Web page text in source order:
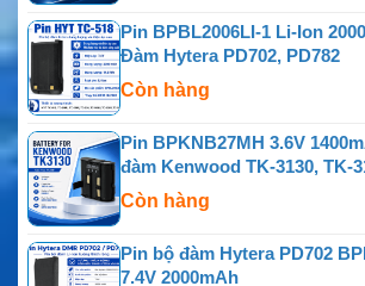
giúp đội tác nghiệp gửi dữ liệu, truyền
trì liên lạc với trung tâm sản xuất.
Pin BPBL2006LI-1 Li-Ion
Đàm Hytera PD702, PD782
Còn hàng
Pin BPKNB27MH 3.6V
đàm Kenwood TK-3130, TK-
Còn hàng
Pin bộ đàm Hytera PD702
7.4V 2000mAh